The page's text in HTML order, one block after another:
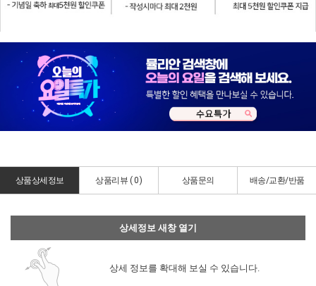
상품상세정보 상품리뷰 ( 0) 상품문의 배송/교환/반품
상세정보 새창 열기
상세 정보를 확대해 보실 수 있습니다.